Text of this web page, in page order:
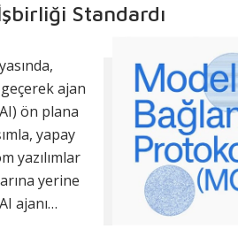
Standardı
ajan
ön plana
yapay
yazılımlar
yerine
ajanı